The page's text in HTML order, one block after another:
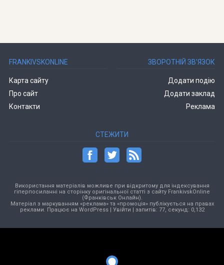
FRANKIVSKONLINE
Карта сайту
Про сайт
Контакти
ЗВОРОТНІЙ ЗВ’ЯЗОК
Додати подію
Додати заклад
Реклама
СТЕЖИТИ
Використання матеріалів можливе при відкритому для індексування
гіперпосиланні на сторінку оригінальної статті з сайту FrankivskOnline
(Франківськ Онлайн).
Матеріал з маркуванням «реклама» та «промоція» публікується на правах
реклами. Працює на WordPress| Увійти | запитів: 77, секунд: 0,132